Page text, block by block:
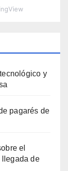
y
pagarés de
el
llegada de